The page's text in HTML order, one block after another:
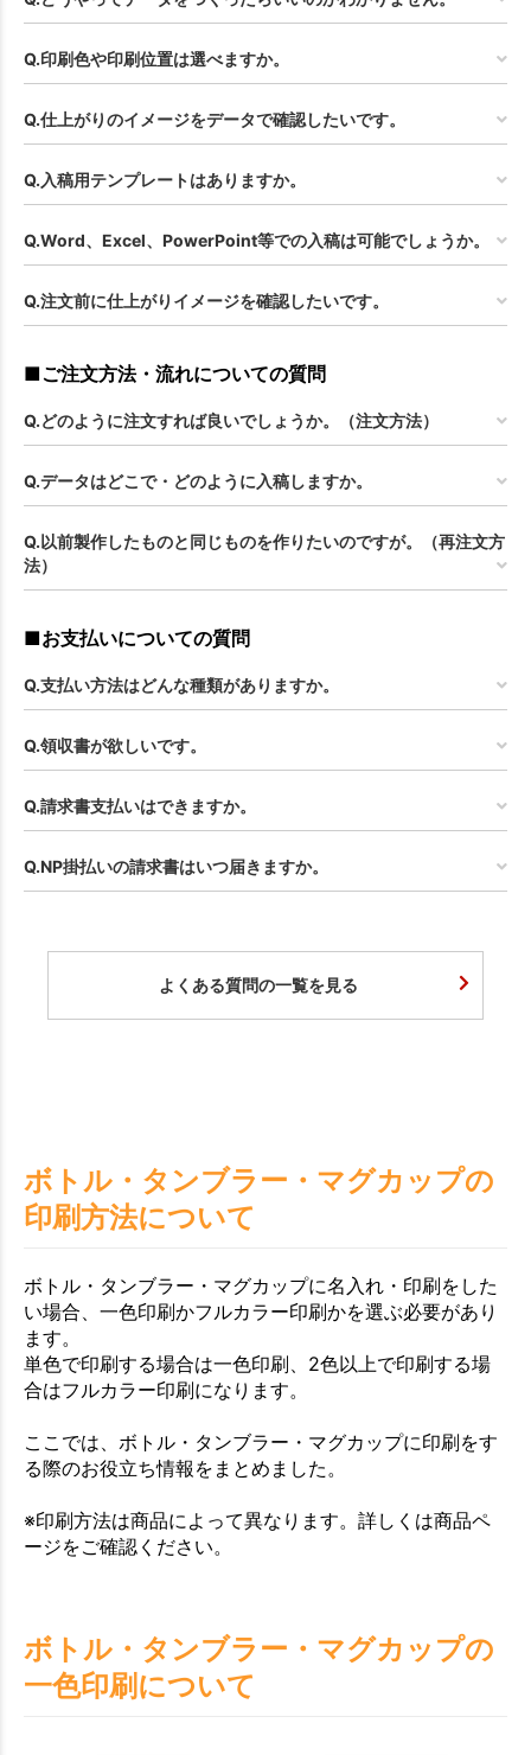
お買い物を続ける カートへ進む
Q.印刷色や印刷位置は選べますか。
Q.仕上がりのイメージをデータで確認したいです。
Q.入稿用テンプレートはありますか。
Q.Word、Excel、PowerPoint等での入稿は可能でしょうか。
Q.注文前に仕上がりイメージを確認したいです。
■ご注文方法・流れについての質問
Q.どのように注文すれば良いでしょうか。（注文方法）
Q.データはどこで・どのように入稿しますか。
Q.以前製作したものと同じものを作りたいのですが。（再注文方
法）
■お支払いについての質問
Q.支払い方法はどんな種類がありますか。
Q.領収書が欲しいです。
Q.請求書支払いはできますか。
Q.NP掛払いの請求書はいつ届きますか。
よくある質問の一覧を見る
ボトル・タンブラー・マグカップの
印刷方法について
ボトル・タンブラー・マグカップに名入れ・印刷をした
い場合、一色印刷かフルカラー印刷かを選ぶ必要があり
ます。
単色で印刷する場合は一色印刷、2色以上で印刷する場
合はフルカラー印刷になります。
ここでは、ボトル・タンブラー・マグカップに印刷をす
る際のお役立ち情報をまとめました。
※印刷方法は商品によって異なります。詳しくは商品ペ
ージをご確認ください。
ボトル・タンブラー・マグカップの
一色印刷について